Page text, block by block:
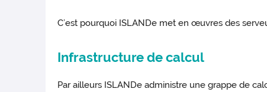
C’est pourquoi ISLANDe met en œuvres des
Infrastructure de calcul
Par ailleurs ISLANDe administre une grappe de